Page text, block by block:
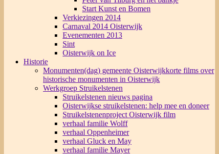
Start Kunst en Bomen
Verkiezingen 2014
Carnaval 2014 Oisterwijk
Evenementen 2013
Sint
Oisterwijk on Ice
Historie
Monumenten(dag) gemeente Oisterwijkkorte films over
historische monumenten in Oisterwijk
Werkgroep Struikelstenen
Struikelstenen nieuws pagina
Oisterwijkse struikelstenen: help mee en doneer
Struikelstenenproject Oisterwijk film
verhaal familie Wolff
verhaal Oppenheimer
verhaal Gluck en May
verhaal familie Mayer